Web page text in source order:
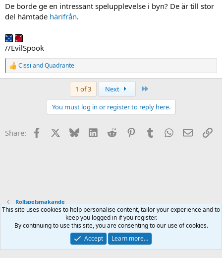
De borde ge en intressant spelupplevelse i byn? De är till stor
del hämtade härifrån.
//EvilSpook
R
e
s
Cissi andQuadrante
1 of 3 Next
You must log in or register to reply here.
Share: Facebook Bluesky LinkedInReddit PinterestTumblrWhatsApp
Email
Rollspelsmakande
Terms and rules Privacy policy Help Home
R
S
Community platform by XenForo® © 2010-2025 XenForo Ltd.
This site uses cookies to help personalise content, tailor your experience and to
keep you logged in if you register.
By continuing to use this site, you are consenting to our use of cookies.
Accept
Learn more…